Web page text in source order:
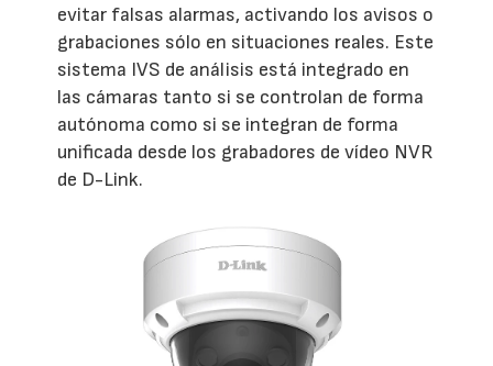
evitar falsas alarmas, activando los avisos o
grabaciones sólo en situaciones reales. Este
sistema IVS de análisis está integrado en
las cámaras tanto si se controlan de forma
autónoma como si se integran de forma
unificada desde los grabadores de vídeo NVR
de D-Link.